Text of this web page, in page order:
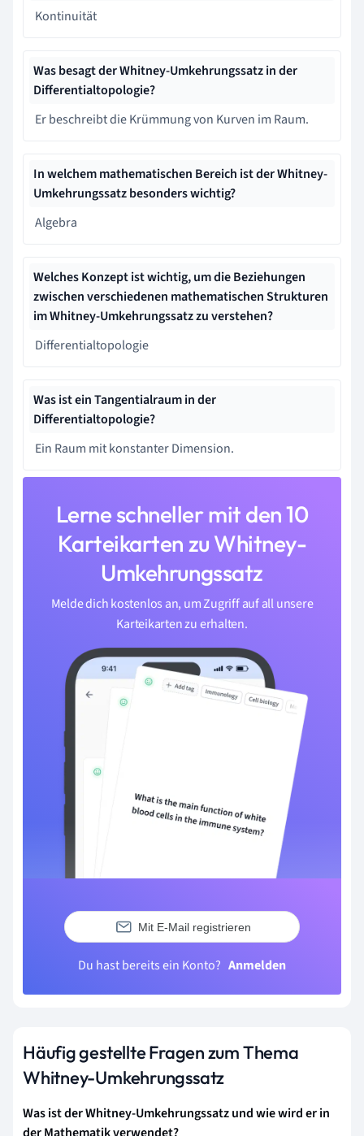
Kontinuität
Was besagt der Whitney-Umkehrungssatz in der
Differentialtopologie?
Er beschreibt die Krümmung von Kurven im Raum.
In welchem mathematischen Bereich ist der Whitney-
Umkehrungssatz besonders wichtig?
Algebra
Welches Konzept ist wichtig, um die Beziehungen
zwischen verschiedenen mathematischen Strukturen
im Whitney-Umkehrungssatz zu verstehen?
Differentialtopologie
Was ist ein Tangentialraum in der
Differentialtopologie?
Ein Raum mit konstanter Dimension.
Lerne schneller mit den 10
Karteikarten zu Whitney-
Umkehrungssatz
Melde dich kostenlos an, um Zugriff auf all unsere
Karteikarten zu erhalten.
Mit E-Mail registrieren
Du hast bereits ein Konto? Anmelden
Häufig gestellte Fragen zum Thema
Whitney-Umkehrungssatz
Was ist der Whitney-Umkehrungssatz und wie wird er in